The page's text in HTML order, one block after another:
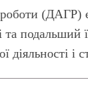
роботи (ДАГР)
та подальший
діяльності і